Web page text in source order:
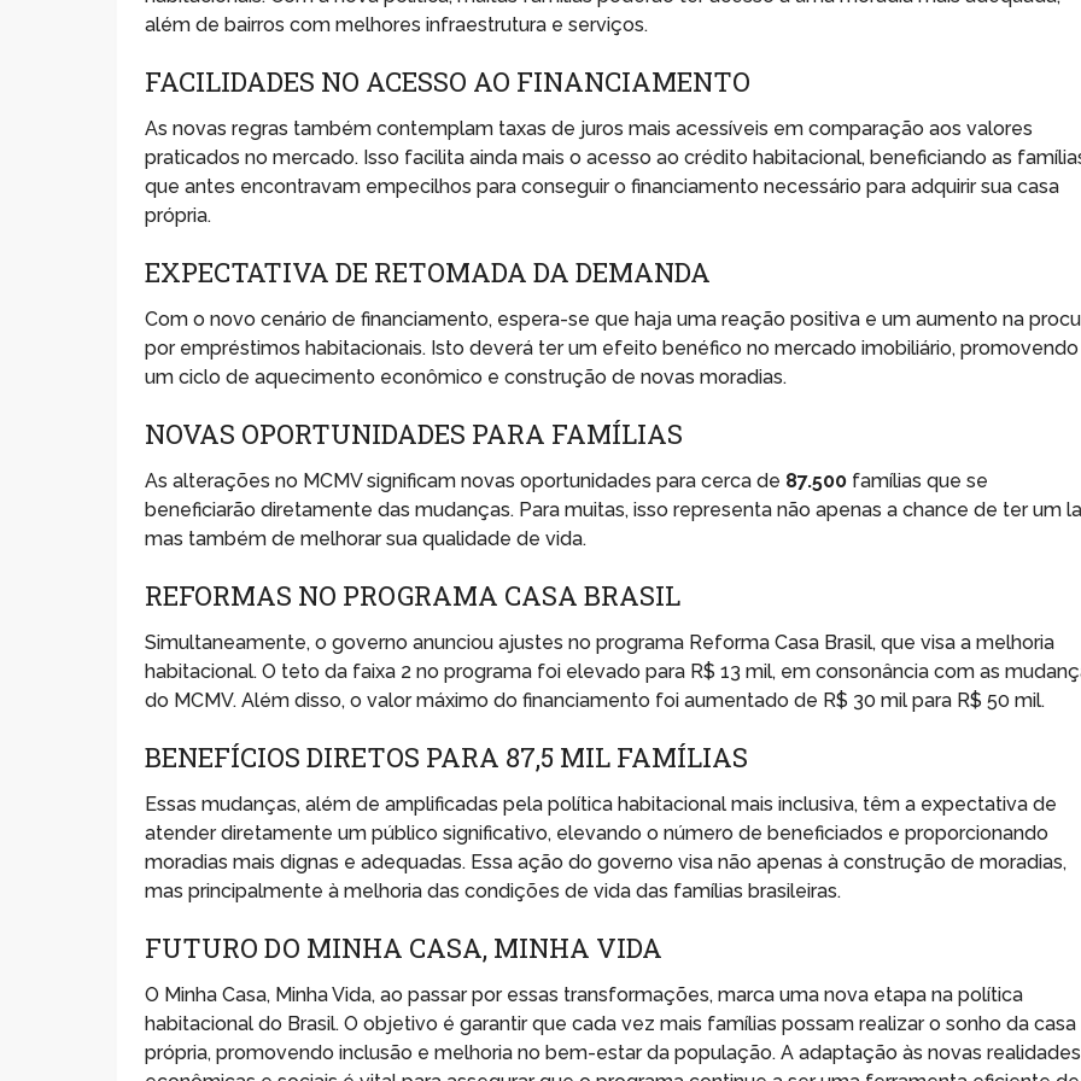
além de bairros com melhores infraestrutura e serviços.
FACILIDADES NO ACESSO AO FINANCIAMENTO
As novas regras também contemplam taxas de juros mais acessíveis em comparação aos valores
praticados no mercado. Isso facilita ainda mais o acesso ao crédito habitacional, beneficiando as
que antes encontravam empecilhos para conseguir o financiamento necessário para adquirir sua casa
própria.
EXPECTATIVA DE RETOMADA DA DEMANDA
Com o novo cenário de financiamento, espera-se que haja uma reação positiva e um aumento na
por empréstimos habitacionais. Isto deverá ter um efeito benéfico no mercado imobiliário, promovendo
um ciclo de aquecimento econômico e construção de novas moradias.
NOVAS OPORTUNIDADES PARA FAMÍLIAS
As alterações no MCMV significam novas oportunidades para cerca de 87.500 famílias que se
beneficiarão diretamente das mudanças. Para muitas, isso representa não apenas a chance de ter um
mas também de melhorar sua qualidade de vida.
REFORMAS NO PROGRAMA CASA BRASIL
Simultaneamente, o governo anunciou ajustes no programa Reforma Casa Brasil, que visa a melhoria
habitacional. O teto da faixa 2 no programa foi elevado para R$ 13 mil, em consonância com as
do MCMV. Além disso, o valor máximo do financiamento foi aumentado de R$ 30 mil para R$ 50 mil.
BENEFÍCIOS DIRETOS PARA 87,5 MIL FAMÍLIAS
Essas mudanças, além de amplificadas pela política habitacional mais inclusiva, têm a expectativa de
atender diretamente um público significativo, elevando o número de beneficiados e proporcionando
moradias mais dignas e adequadas. Essa ação do governo visa não apenas à construção de moradias,
mas principalmente à melhoria das condições de vida das famílias brasileiras.
FUTURO DO MINHA CASA, MINHA VIDA
O Minha Casa, Minha Vida, ao passar por essas transformações, marca uma nova etapa na política
habitacional do Brasil. O objetivo é garantir que cada vez mais famílias possam realizar o sonho da casa
própria, promovendo inclusão e melhoria no bem-estar da população. A adaptação às novas realidades